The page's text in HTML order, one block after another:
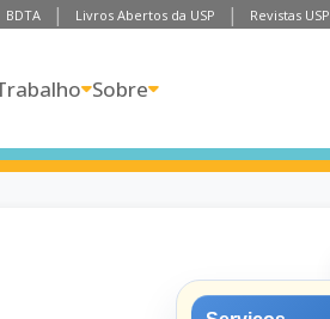
BDTA Livros Abertos da USP Revistas USP
Sobre